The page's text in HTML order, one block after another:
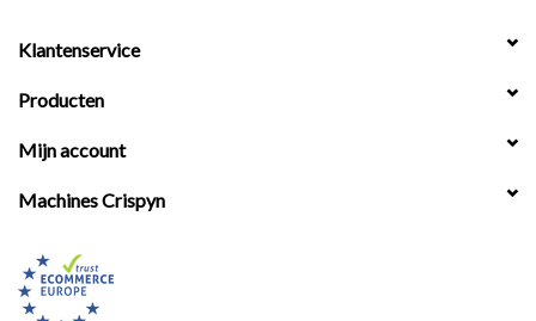
Klantenservice
Producten
Mijn account
Machines Crispyn